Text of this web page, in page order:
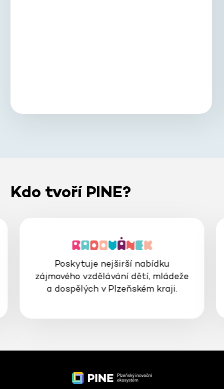
Kdo tvoří PINE?
Interaktivní prostor, kde se můžete
bavit, vzdělávat a inspirovat světem
vědy a techniky.